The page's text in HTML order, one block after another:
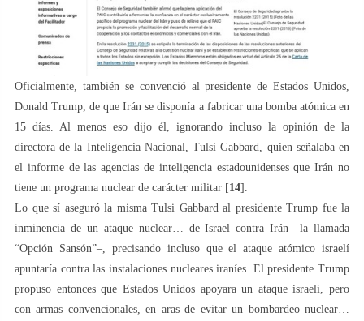
Oficialmente, también se convenció al presidente de Estados Unidos,
Donald Trump, de que Irán se disponía a fabricar una bomba atómica en
15 días. Al menos eso dijo él, ignorando incluso la opinión de la
directora de la Inteligencia Nacional, Tulsi Gabbard, quien señalaba en
el informe de las agencias de inteligencia estadounidenses que Irán no
tiene un programa nuclear de carácter militar [14].
Lo que sí aseguró la misma Tulsi Gabbard al presidente Trump fue la
inminencia de un ataque nuclear… de Israel contra Irán –la llamada
“Opción Sansón”–, precisando incluso que el ataque atómico israelí
apuntaría contra las instalaciones nucleares iraníes. El presidente Trump
propuso entonces que Estados Unidos apoyara un ataque israelí, pero
con armas convencionales, en aras de evitar un bombardeo nuclear…